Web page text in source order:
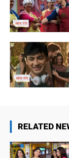
RELATED